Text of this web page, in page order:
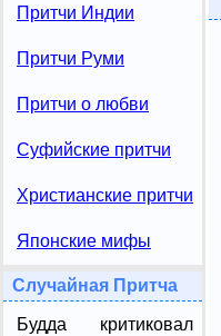
Притчи Индии
Притчи Руми
Притчи о любви
Суфийские притчи
Христианские притчи
Японские мифы
Случайная Притча
Будда критиковал